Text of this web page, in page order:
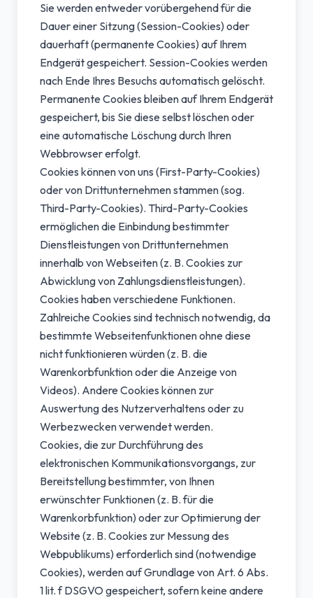
Sie werden entweder vorübergehend für die
Dauer einer Sitzung (Session-Cookies) oder
dauerhaft (permanente Cookies) auf Ihrem
Endgerät gespeichert. Session-Cookies werden
nach Ende Ihres Besuchs automatisch gelöscht.
Permanente Cookies bleiben auf Ihrem Endgerät
gespeichert, bis Sie diese selbst löschen oder
eine automatische Löschung durch Ihren
Webbrowser erfolgt.
Cookies können von uns (First-Party-Cookies)
oder von Drittunternehmen stammen (sog.
Third-Party-Cookies). Third-Party-Cookies
ermöglichen die Einbindung bestimmter
Dienstleistungen von Drittunternehmen
innerhalb von Webseiten (z. B. Cookies zur
Abwicklung von Zahlungsdienstleistungen).
Cookies haben verschiedene Funktionen.
Zahlreiche Cookies sind technisch notwendig, da
bestimmte Webseitenfunktionen ohne diese
nicht funktionieren würden (z. B. die
Warenkorbfunktion oder die Anzeige von
Videos). Andere Cookies können zur
Auswertung des Nutzerverhaltens oder zu
Werbezwecken verwendet werden.
Cookies, die zur Durchführung des
elektronischen Kommunikationsvorgangs, zur
Bereitstellung bestimmter, von Ihnen
erwünschter Funktionen (z. B. für die
Warenkorbfunktion) oder zur Optimierung der
Website (z. B. Cookies zur Messung des
Webpublikums) erforderlich sind (notwendige
Cookies), werden auf Grundlage von Art. 6 Abs.
1 lit. f DSGVO gespeichert, sofern keine andere